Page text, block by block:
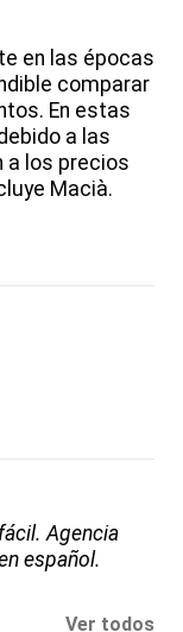
en las épocas
comparar
En estas
a las
los precios
Macià.
Agencia
español.
Ver todos